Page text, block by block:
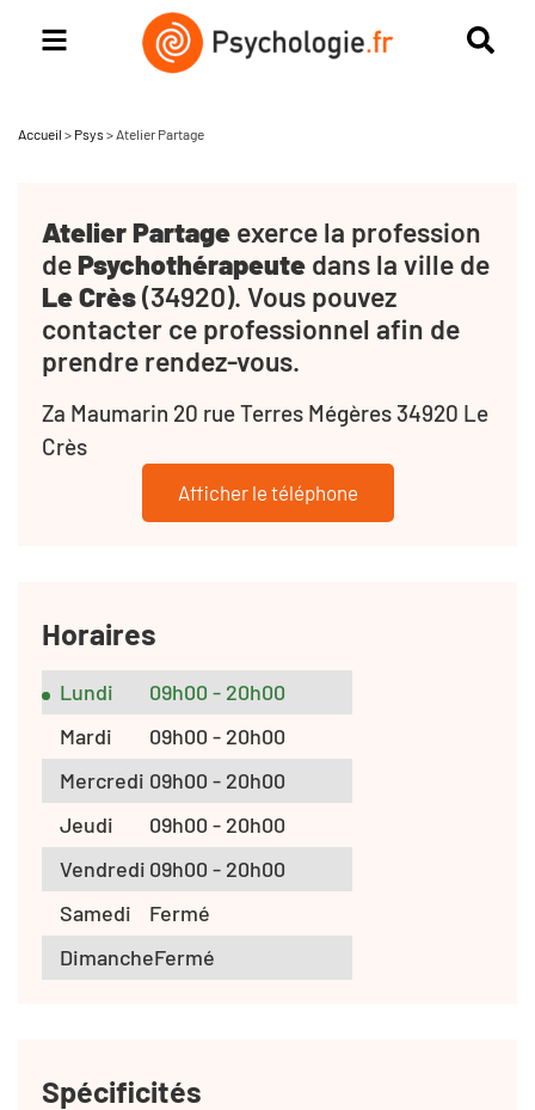
Accueil > Psys > Atelier Partage
Atelier Partage exerce la profession
dePsychothérapeute dans la ville de
Le Crès(34920). Vous pouvez
contacter ce professionnel afin de
prendre rendez-vous.
Za Maumarin 20 rue Terres Mégères 34920 Le
Crès
Afficher le téléphone
Horaires
Lundi
09h00 - 20h00
Mardi
09h00 - 20h00
Mercredi 09h00 - 20h00
Jeudi
09h00 - 20h00
Vendredi 09h00 - 20h00
Samedi
Fermé
DimancheFermé
Spécificités